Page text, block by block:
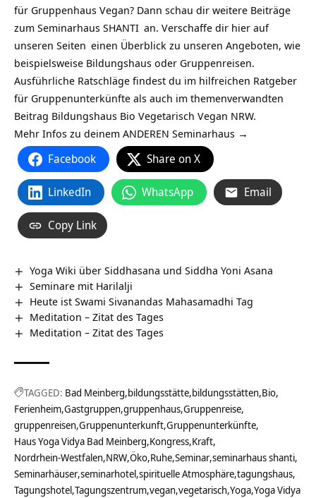
für Gruppenhaus Vegan? Dann schau dir weitere Beiträge
zum Seminarhaus SHANTI an. Verschaffe dir hier auf
unseren Seiten einen Überblick zu unseren Angeboten, wie
beispielsweise Bildungshaus oder Gruppenreisen.
Ausführliche Ratschläge findest du im hilfreichen Ratgeber
für Gruppenunterkünfte als auch im themenverwandten
Beitrag Bildungshaus Bio Vegetarisch Vegan NRW.
Mehr Infos zu deinem ANDEREN Seminarhaus →
Facebook Share on X
LinkedIn WhatsApp Email
Copy Link
Yoga Wiki über Siddhasana und Siddha Yoni Asana
Seminare mit Harilalji
Heute ist Swami Sivanandas Mahasamadhi Tag
Meditation – Zitat des Tages
Meditation – Zitat des Tages
TAGGED: Bad Meinberg bildungsstätte bildungsstätten Bio
Ferienheim Gastgruppen gruppenhaus Gruppenreise
gruppenreisen Gruppenunterkunft Gruppenunterkünfte
Haus Yoga Vidya Bad Meinberg Kongress Kraft
Nordrhein-Westfalen NRW Öko Ruhe Seminar seminarhaus shanti
Seminarhäuser seminarhotel spirituelle Atmosphäre tagungshaus
Tagungshotel Tagungszentrum vegan vegetarisch Yoga Yoga Vidya